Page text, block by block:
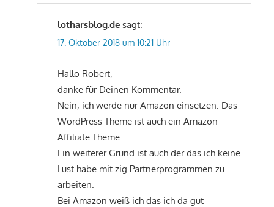
lotharsblog.de sagt:
17. Oktober 2018 um 10:21 Uhr
Hallo Robert,
danke für Deinen Kommentar.
Nein, ich werde nur Amazon einsetzen. Das
WordPress Theme ist auch ein Amazon
Affiliate Theme.
Ein weiterer Grund ist auch der das ich keine
Lust habe mit zig Partnerprogrammen zu
arbeiten.
Bei Amazon weiß ich das ich da gut